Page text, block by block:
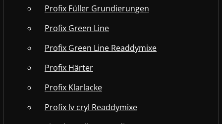
Profix Füller Grundierungen
Profix Green Line
Profix Green Line Readdymixe
Profix Härter
Profix Klarlacke
Profix lv cryl Readdymixe